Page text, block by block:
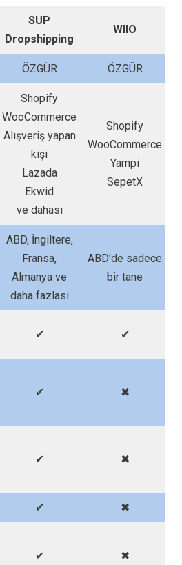
SUP
Dropshipping
WIIO
ÖZGÜR ÖZGÜR
Shopify
WooCommerce
Alışveriş yapan
kişi
Lazada
Ekwid
ve dahası
Shopify
WooCommerce
Yampi
SepetX
ABD, İngiltere,
Fransa,
Almanya ve
daha fazlası
ABD'de sadece
bir tane
✔ ✔
✔ ✖
✔ ✖
✔ ✖
✔ ✖